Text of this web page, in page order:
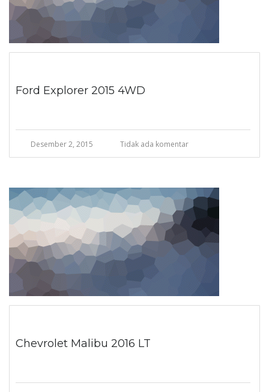
Ford Explorer 2015 4WD
Desember 2, 2015 Tidak ada komentar
Chevrolet Malibu 2016 LT